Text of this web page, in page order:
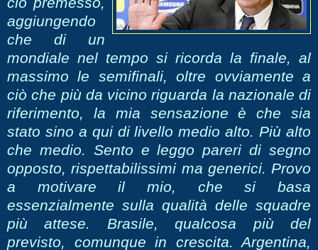
aggiungendo
che di un
mondiale nel tempo si ricorda la finale, al
massimo le semifinali, oltre ovviamente a
ciò che più da vicino riguarda la nazionale di
riferimento, la mia sensazione è che sia
stato sino a qui di livello medio alto. Più alto
che medio. Sento e leggo pareri di segno
opposto, rispettabilissimi ma generici. Provo
a motivare il mio, che si basa
essenzialmente sulla qualità delle squadre
più attese. Brasile, qualcosa più del
previsto, comunque in crescita. Argentina,